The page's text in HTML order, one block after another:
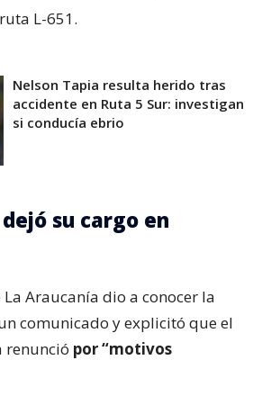
L-651.
Nelson Tapia resulta herido tras
accidente en Ruta 5 Sur: investigan
si conducía ebrio
su cargo en
Araucanía dio a conocer la
comunicado y explicitó que el
renunció por “motivos